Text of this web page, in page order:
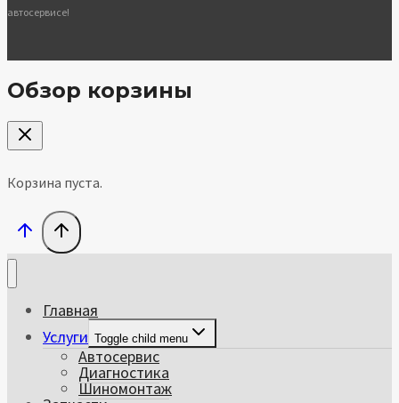
автосервисе!
Обзор корзины
Корзина пуста.
Главная
Услуги Toggle child menu
Автосервис
Диагностика
Шиномонтаж